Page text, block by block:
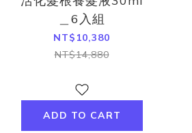
＿6入組
NT$10,380
NT$14,880
ADD TO CART